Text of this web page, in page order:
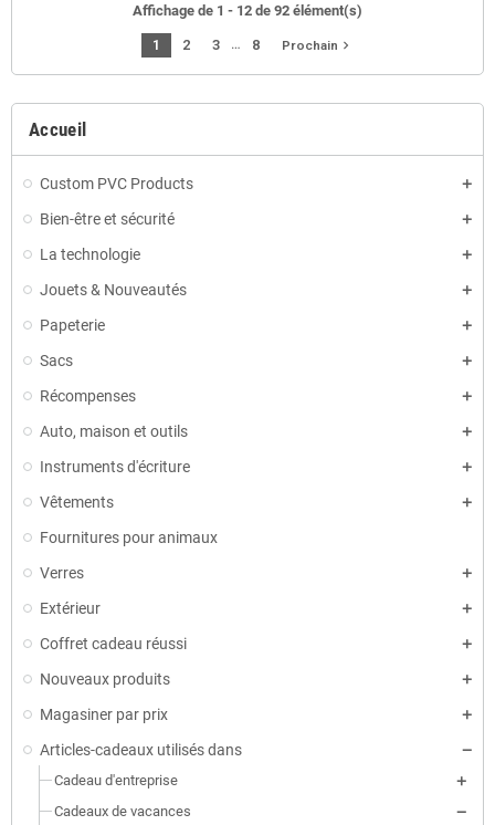
Accueil
Custom PVC Products
Bien-être et sécurité
La technologie
Jouets & Nouveautés
Papeterie
Sacs
Récompenses
Auto, maison et outils
Instruments d'écriture
Vêtements
Fournitures pour animaux
Verres
Extérieur
Coffret cadeau réussi
Nouveaux produits
Magasiner par prix
Articles-cadeaux utilisés dans
Cadeau d'entreprise
Cadeaux de vacances
Affichage de 1 - 12 de 92 élément(s)
1 2 3 … 8 Prochain navigate_next